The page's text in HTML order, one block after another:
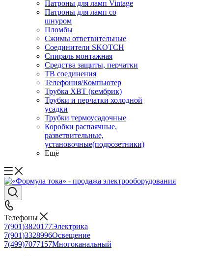
Патроны для ламп Vintage
Патроны для ламп со
шнуром
Пломбы
Сжимы ответвительные
Соединители SKOTCH
Спираль монтажная
Средства защиты, перчатки
ТВ соединения
Телефония/Компьютер
Трубка ХВТ (кембрик)
Трубки и перчатки холодной
усадки
Трубки термоусадочные
Коробки распаячные,
разветвительные,
установочные(подрозетники)
Ещё
Телефоны
7(901)3820177Электрика
7(901)3328996Освещение
7(499)7077157Многоканальный